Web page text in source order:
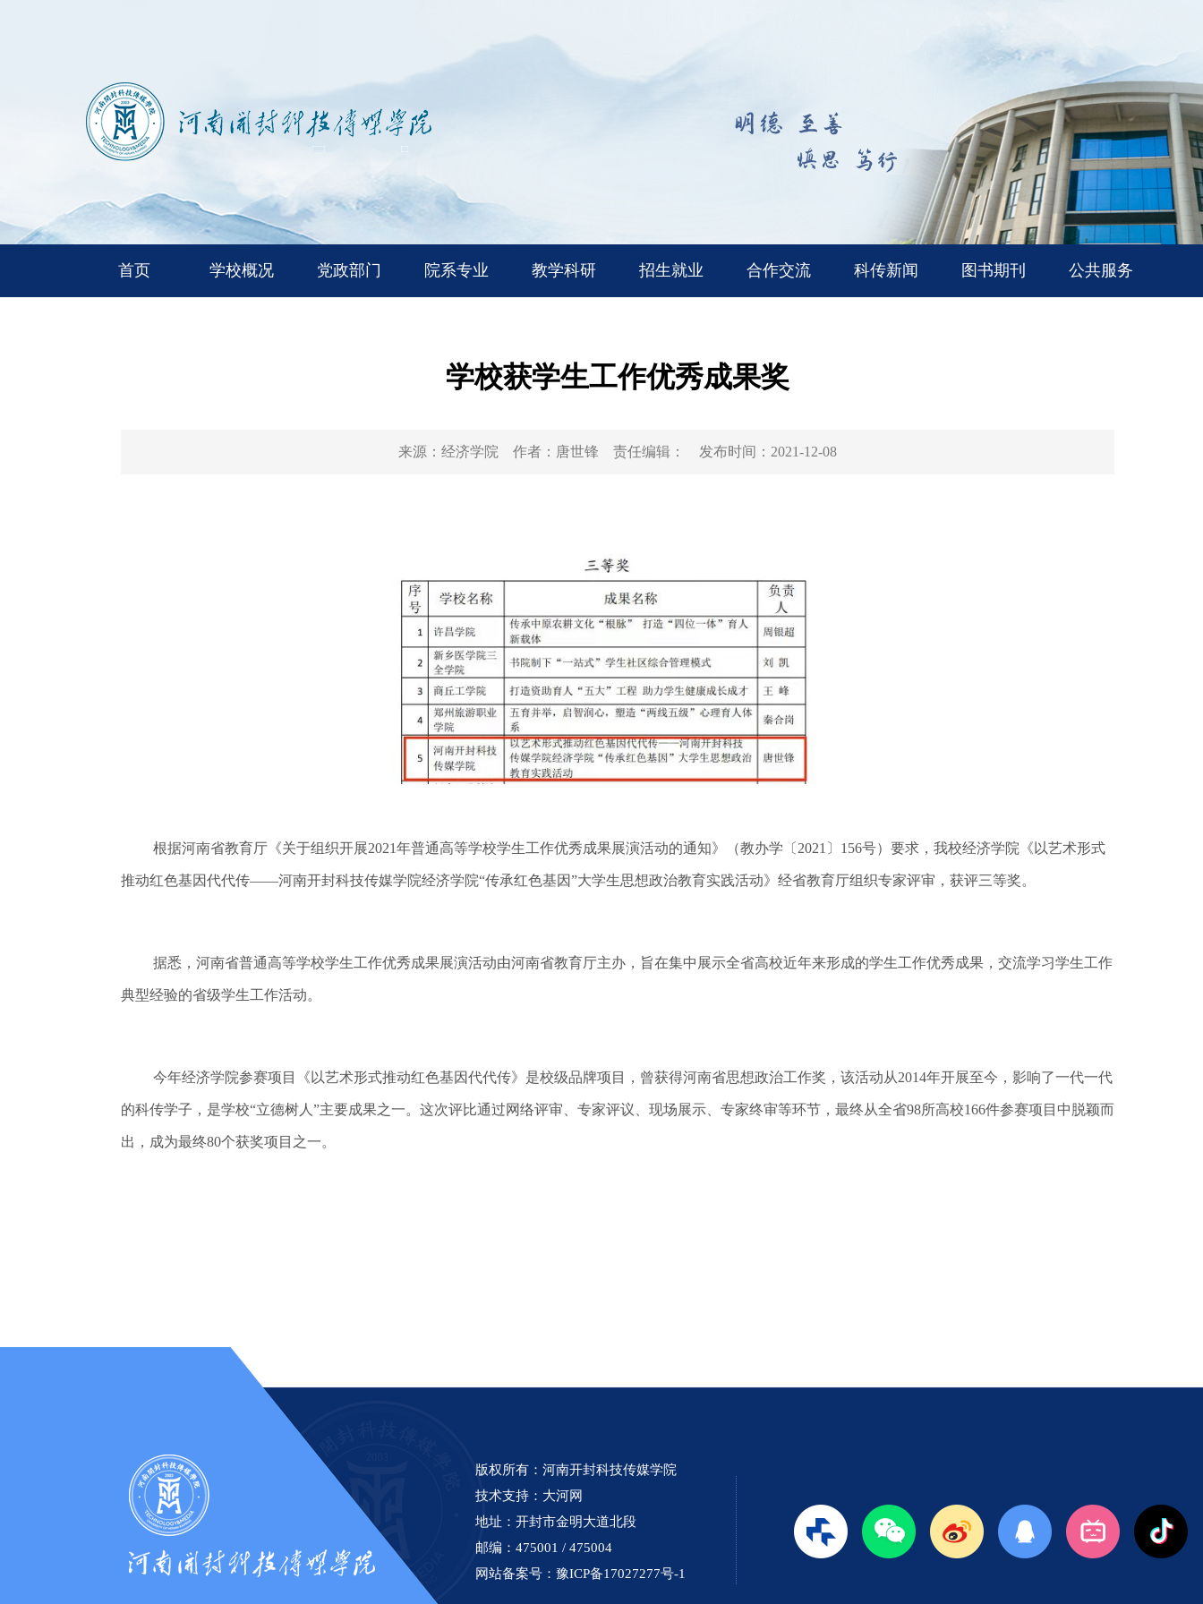
首页 学校概况 党政部门 院系专业 教学科研 招生就业 合作交流 科传新闻 图书期刊 公共服务
学校获学生工作优秀成果奖
来源： 经济学院 作者： 唐世锋 责任编辑： 发布时间： 2021-12-08
根据河南省教育厅《关于组织开展2021年普通高等学校学生工作优秀成果展演活动的通知》（教办学〔2021〕156号）要求，我校经济学院《以艺术形式
推动红色基因代代传——河南开封科技传媒学院经济学院“传承红色基因”大学生思想政治教育实践活动》经省教育厅组织专家评审，获评三等奖。
据悉，河南省普通高等学校学生工作优秀成果展演活动由河南省教育厅主办，旨在集中展示全省高校近年来形成的学生工作优秀成果，交流学习学生工作
典型经验的省级学生工作活动。
今年经济学院参赛项目《以艺术形式推动红色基因代代传》是校级品牌项目，曾获得河南省思想政治工作奖，该活动从2014年开展至今，影响了一代一代
的科传学子，是学校“立德树人”主要成果之一。这次评比通过网络评审、专家评议、现场展示、专家终审等环节，最终从全省98所高校166件参赛项目中脱颖而
出，成为最终80个获奖项目之一。
版权所有：河南开封科技传媒学院
技术支持： 大河网
地址：开封市金明大道北段
邮编：475001 / 475004
网站备案号： 豫ICP备17027277号-1